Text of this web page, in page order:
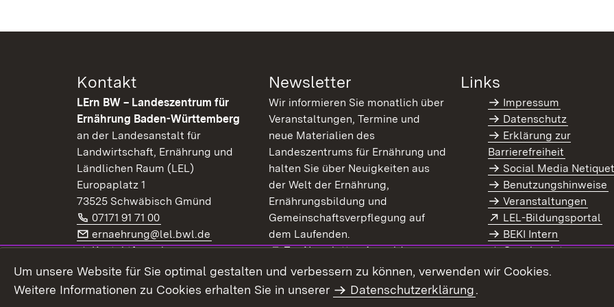
Kontakt
LErn BW – Landeszentrum für
Ernährung Baden-Württemberg
an der Landesanstalt für
Landwirtschaft, Ernährung und
Ländlichen Raum (LEL)
Europaplatz 1
73525 Schwäbisch Gmünd
Telefon:
07171 91 71 00 (Öffnet in neuem Fenster)
E-Mail:
ernaehrung@lel.bwl.de (Öffnet in neuem Fenster)
Kontaktformular
Extern:
LinkedIn (Öffnet in neuem Fenster)
Newsletter
Wir informieren Sie monatlich über
Veranstaltungen, Termine und
neue Materialien des
Landeszentrums für Ernährung und
halten Sie über Neuigkeiten aus
der Welt der Ernährung,
Ernährungsbildung und
Gemeinschaftsverpflegung auf
dem Laufenden.
Extern:
Zur Newsletter-Anmeldung(Öffnet in neuem Fenster)
Newsletter-Archiv
Links
Impressum
Datenschutz
Erklärung zur
Barrierefreiheit
Social Media
Benutzungshinweise
Veranstaltungen
Extern:
LEL-Bildungsportal
BEKI Intern
Coaches Intern
Intranet
Um unsere Website für Sie optimal gestalten und verbessern zu können, verwenden wir Cookies.
Weitere Informationen zu Cookies erhalten Sie in unserer
Datenschutzerklärung.